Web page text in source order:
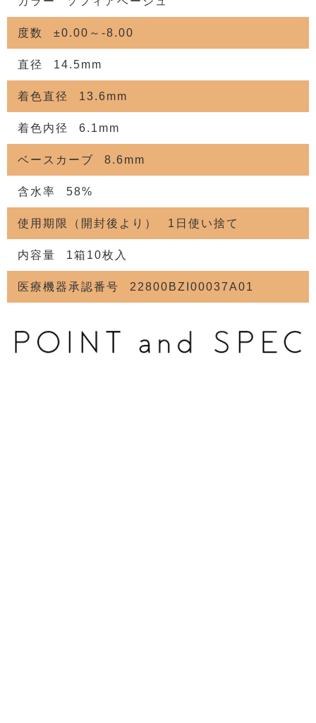
度数 ±0.00～-8.00
直径 14.5mm
着色直径 13.6mm
着色内径 6.1mm
ベースカーブ 8.6mm
含水率 58%
使用期限（開封後より） 1日使い捨て
内容量 1箱10枚入
医療機器承認番号 22800BZI00037A01